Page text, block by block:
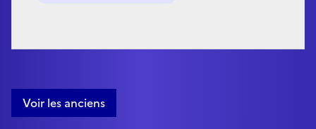
Voir les anciens